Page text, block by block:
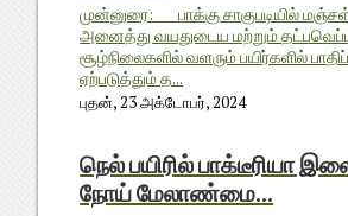
முன்னுரை: பாக்கு சாகுபடியில்
அனைத்து வயதுடைய மற்றும்
சூழ்நிலைகளில் வளரும் பயிர்களில்
ஏற்படுத்தும் த...
புதன், 23 அக்டோபர், 2024
நெல் பயிரில் பாக்டீரியா
நோய் மேலாண்மை...